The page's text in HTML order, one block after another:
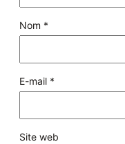
Nom *
E-mail *
Site web